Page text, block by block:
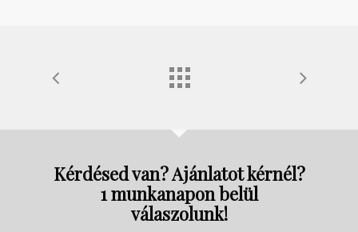
Kérdésed van? Ajánlatot kérnél?
1 munkanapon belül
válaszolunk!